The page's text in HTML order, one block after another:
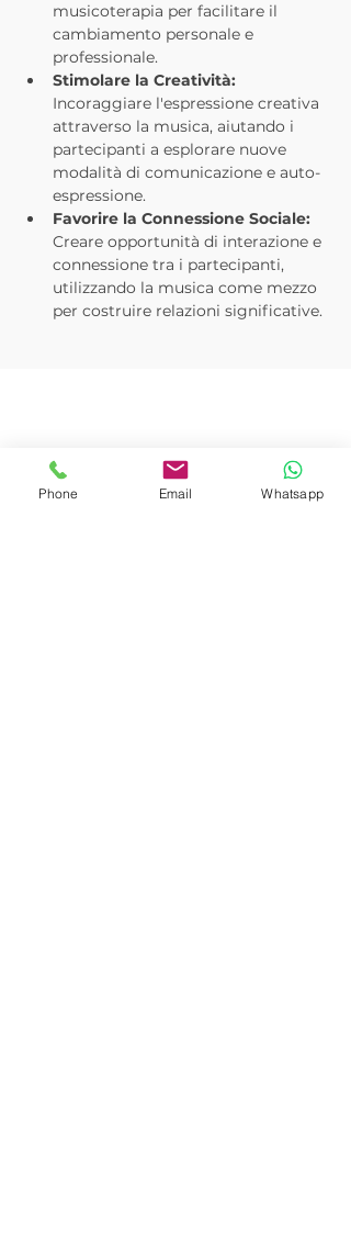
musicoterapia per facilitare il
cambiamento personale e
professionale.
Stimolare la Creatività:
Incoraggiare l'espressione creativa
attraverso la musica, aiutando i
partecipanti a esplorare nuove
modalità di comunicazione e auto-
espressione.
Favorire la Connessione Sociale:
Creare opportunità di interazione e
connessione tra i partecipanti,
utilizzando la musica come mezzo
per costruire relazioni significative.
Phone Email Whatsapp